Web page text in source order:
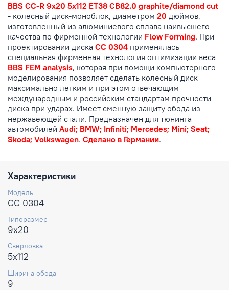
BBS CC-R 9x20 5x112 ET38 CB82.0 graphite/diamond cut
- колесный диск-моноблок, диаметром 20 дюймов,
изготовленный из алюминиевого сплава наивысшего
качества по фирменной технологии Flow Forming. При
проектировании диска CC 0304 применялась
специальная фирменная технология оптимизации веса
BBS FEM analysis, которая при помощи компьютерного
моделирования позволяет сделать колесный диск
максимально легким и при этом отвечающим
международным и российским стандартам прочности
диска при ударах. Имеет сменную защиту обода из
нержавеющей стали. Предназначен для тюнинга
автомобилей Audi; BMW; Infiniti; Mercedes; Mini; Seat;
Skoda; Volkswagen. Сделано в Германии.
Характеристики
Модель
CC 0304
Типоразмер
9x20
Сверловка
5x112
Ширина обода
9